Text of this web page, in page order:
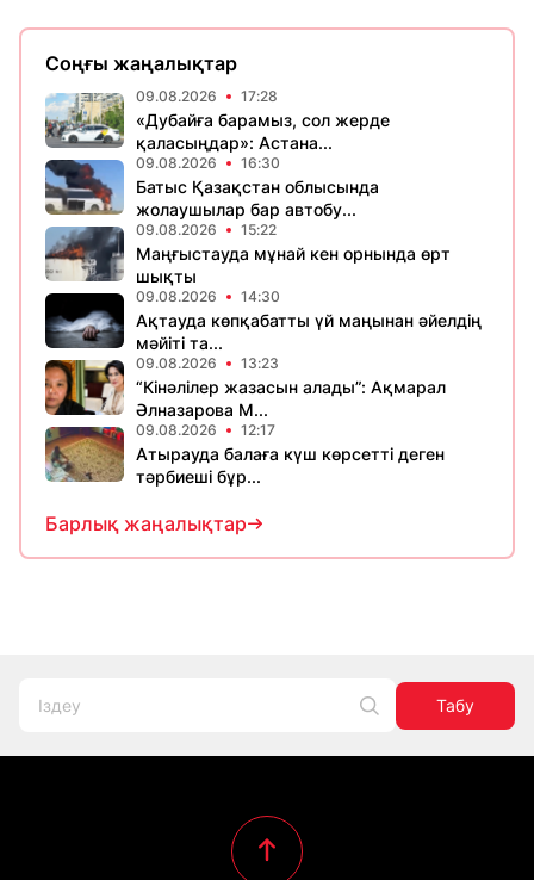
Соңғы жаңалықтар
09.08.2026 17:28
«Дубайға барамыз, сол жерде
қаласыңдар»: Астана...
09.08.2026 16:30
Батыс Қазақстан облысында
жолаушылар бар автобу...
09.08.2026 15:22
Маңғыстауда мұнай кен орнында өрт
шықты
09.08.2026 14:30
Ақтауда көпқабатты үй маңынан әйелдің
мәйіті та...
09.08.2026 13:23
“Кінәлілер жазасын алады”: Ақмарал
Әлназарова М...
09.08.2026 12:17
Атырауда балаға күш көрсетті деген
тәрбиеші бұр...
Барлық жаңалықтар
Табу